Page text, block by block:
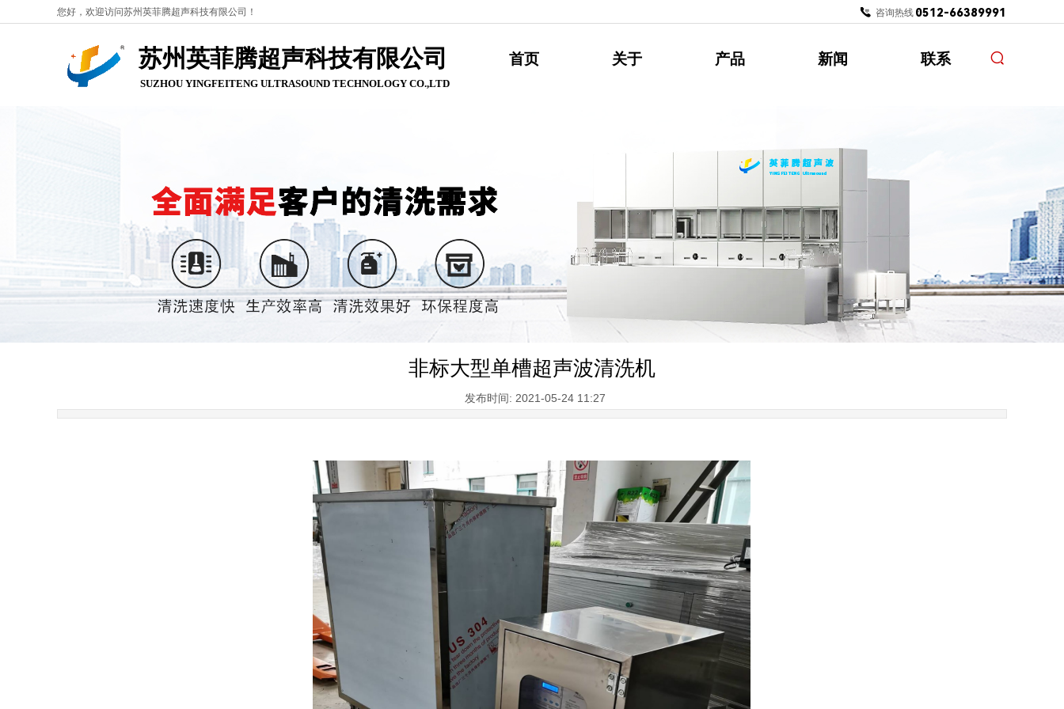
0512-66389991
您好，欢迎访问苏州英菲腾超声科技有限公司！ 咨询热线：
苏州英菲腾超声科技有限公司
SUZHOU YINGFEITENG ULTRASOUND TECHNOLOGY CO.,LTD
首页 关于 产品 新闻 联系
非标大型单槽超声波清洗机
发布时间: 2021-05-24 11:27